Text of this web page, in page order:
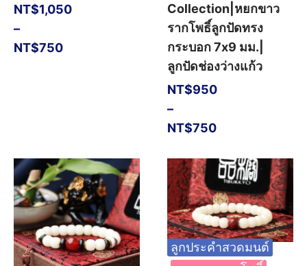
NT$750
–
NT$1,050
Collection|หยกขาว
รากโพธิ์ลูกปัดทรง
กระบอก 7x9 มม.|
ลูกปัดช่องว่างแก้ว
NT$750
–
NT$950
ลูกประคำสวดมนต์